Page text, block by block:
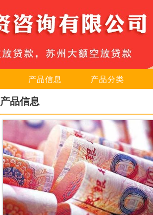
产品信息 产品分类
产品信息